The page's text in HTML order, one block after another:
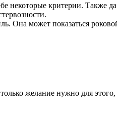
некоторые критерии. Также
Она может показаться
желание нужно для